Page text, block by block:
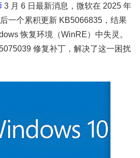
3 月 6 日最新消息，微软在 2025 年
一个累积更新 KB5066835，结果
恢复环境（WinRE）中失灵。
修复补丁，解决了这一困扰